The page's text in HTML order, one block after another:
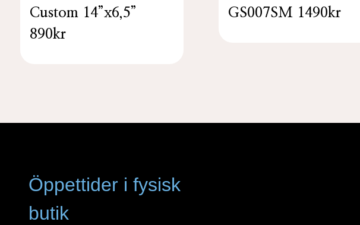
Custom 14”x6,5”
890kr
GS007SM 1490kr
Öppettider i fysisk
butik